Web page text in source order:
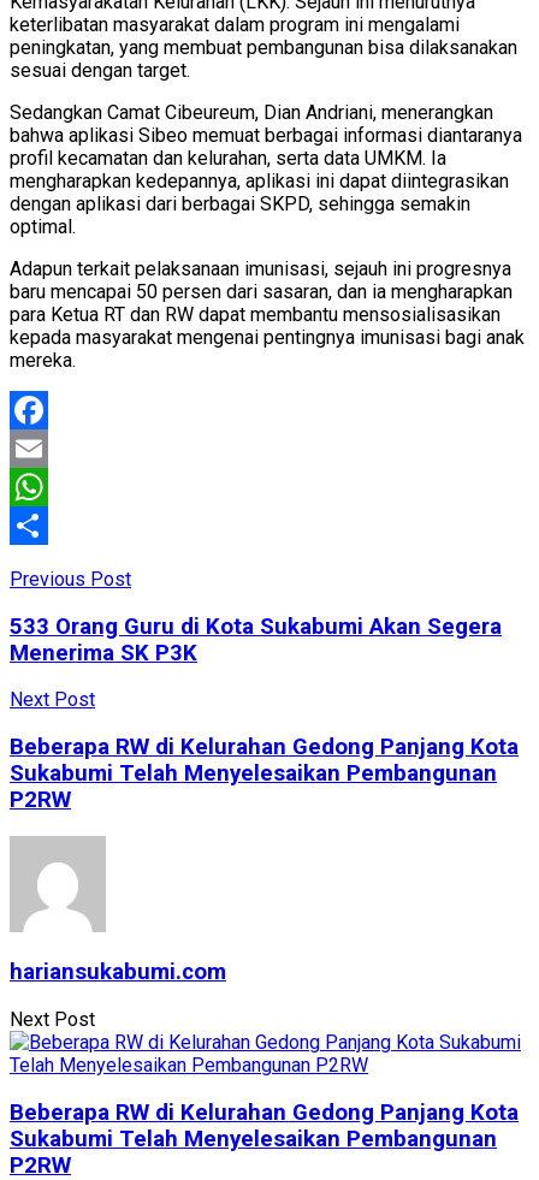
keterlibatan masyarakat dalam program ini mengalami
peningkatan, yang membuat pembangunan bisa dilaksanakan
sesuai dengan target.
Sedangkan Camat Cibeureum, Dian Andriani, menerangkan
bahwa aplikasi Sibeo memuat berbagai informasi diantaranya
profil kecamatan dan kelurahan, serta data UMKM. Ia
mengharapkan kedepannya, aplikasi ini dapat diintegrasikan
dengan aplikasi dari berbagai SKPD, sehingga semakin
optimal.
Adapun terkait pelaksanaan imunisasi, sejauh ini progresnya
baru mencapai 50 persen dari sasaran, dan ia mengharapkan
para Ketua RT dan RW dapat membantu mensosialisasikan
kepada masyarakat mengenai pentingnya imunisasi bagi anak
mereka.
Facebook
Email
WhatsApp
Previous Post
533 Orang Guru di Kota Sukabumi Akan Segera
Menerima SK P3K
Next Post
Beberapa RW di Kelurahan Gedong Panjang Kota
Sukabumi Telah Menyelesaikan Pembangunan
P2RW
hariansukabumi.com
Next Post
Beberapa RW di Kelurahan Gedong Panjang Kota
Sukabumi Telah Menyelesaikan Pembangunan
P2RW